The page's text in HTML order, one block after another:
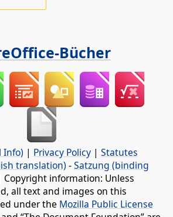
Bücher
Info) | Privacy Policy | Statutes
translation) -Satzung (binding
Copyright information: Unless
all text and images on this
under the Mozilla Public License